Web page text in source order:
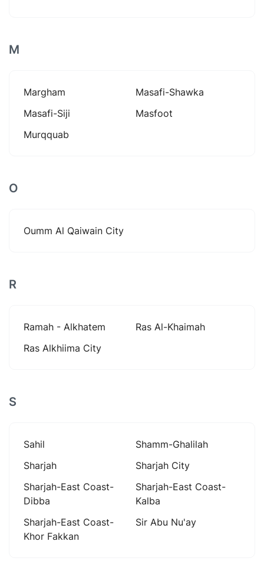
M
Margham
Masafi-Shawka
Masafi-Siji
Masfoot
Murqquab
O
Oumm Al Qaiwain City
R
Ramah - Alkhatem
Ras Al-Khaimah
Ras Alkhiima City
S
Sahil
Shamm-Ghalilah
Sharjah
Sharjah City
Sharjah-East Coast-
Dibba
Sharjah-East Coast-
Kalba
Sharjah-East Coast-
Khor Fakkan
Sir Abu Nu'ay